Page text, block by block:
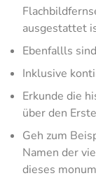
ausgestattet
Ebenfallls
Inklusive
Erkunde die
über den
Geh zum
Namen der
dieses